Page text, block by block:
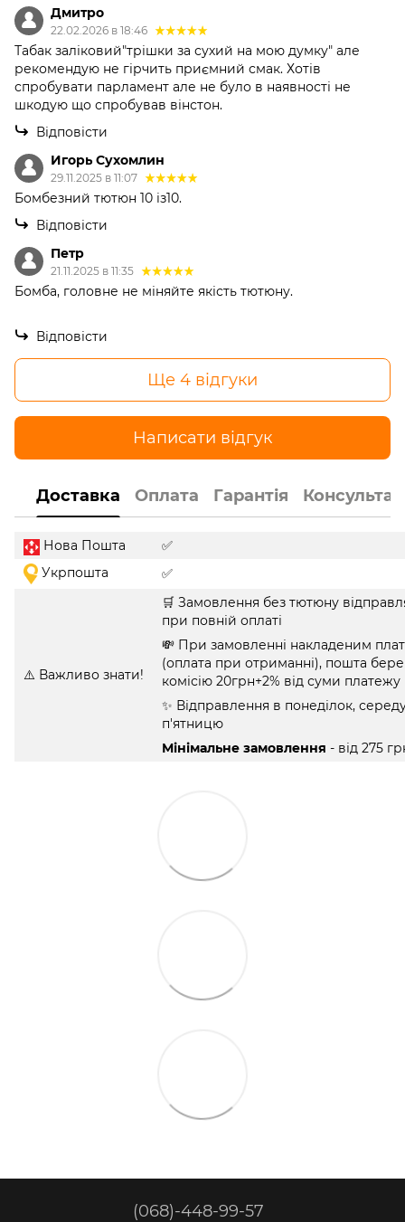
Дмитро
22.02.2026 в 18:46
Табак заліковий"трішки за сухий на мою думку" але
рекомендую не гірчить приємний смак. Хотів
спробувати парламент але не було в наявності не
шкодую що спробував вінстон.
Відповісти
Игорь Сухомлин
29.11.2025 в 11:07
Бомбезний тютюн 10 із10.
Відповісти
Петр
21.11.2025 в 11:35
Бомба, головне не міняйте якість тютюну.
Відповісти
Ще 4 відгуки
Написати відгук
Доставка Оплата Гарантія
Нова Пошта
✅
Укрпошта
✅
⚠️ Важливо знати!
🛒 Замовлення без тютюну
при повній оплаті
💸 При замовленні накладеним
(оплата при отриманні), пошта бере
комісію 20грн+2% від суми платежу
✨ Відправлення в понеділок,
п'ятницю
Мінімальне замовлення - від 275
(068)-448-99-57